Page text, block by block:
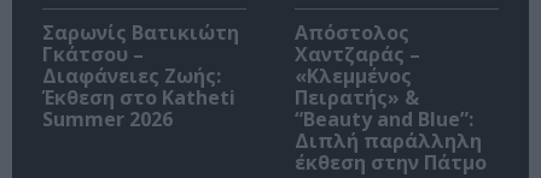
Σαρωνίς Βατικιώτη
Γκάτσου –
Διαφάνειες Ζωής:
Έκθεση στο Katheti
Summer 2026
Απόστολος
Χαντζαράς –
«Κλεμμένος
Πειρατής» &
“Beauty and Blue”:
Διπλή παράλληλη
έκθεση στην Πάτμο